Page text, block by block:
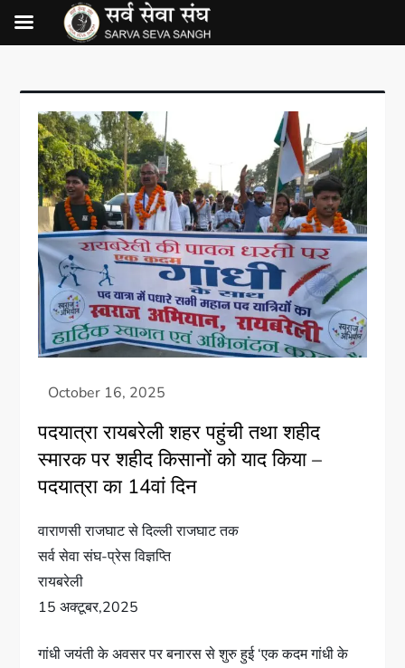
पदयात्रा रायबरेली शहर पहुंची तथा शहीद
स्मारक पर शहीद किसानों को याद किया –
पदयात्रा का 14वां दिन
वाराणसी राजघाट से दिल्ली राजघाट तक
सर्व सेवा संघ-प्रेस विज्ञप्ति
रायबरेली
15 अक्टूबर,2025
गांधी जयंती के अवसर पर बनारस से शुरु हुई ‘एक कदम गांधी के